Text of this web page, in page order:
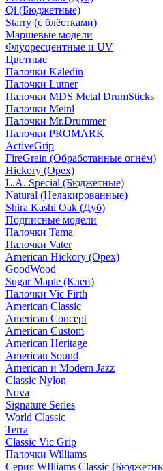
Qi (Бюджетные)
Starry (с блёстками)
Маршевые модели
Флуоресцентные и UV
Цветные
Палочки Kaledin
Палочки Lutner
Палочки MDS Metal DrumSticks
Палочки Meinl
Палочки Mr.Drummer
Палочки PROMARK
ActiveGrip
FireGrain (Обработанные огнём)
Hickory (Орех)
L.A. Special (Бюджетные)
Natural (Нелакированные)
Shira Kashi Oak (Дуб)
Подписные модели
Палочки Tama
Палочки Vater
American Hickory (Орех)
GoodWood
Sugar Maple (Клен)
Палочки Vic Firth
American Classic
American Concept
American Custom
American Heritage
American Sound
American и Modern Jazz
Classic Nylon
Nova
Signature Series
World Classic
Terra
Classic Vic Grip
Палочки Williams
Серия WIlliams Classic